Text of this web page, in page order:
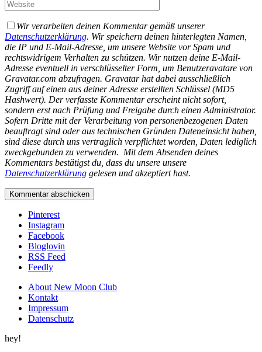
Wir verarbeiten deinen Kommentar gemäß unserer
Datenschutzerklärung. Wir speichern deinen hinterlegten Namen,
die IP und E-Mail-Adresse, um unsere Website vor Spam und
rechtswidrigem Verhalten zu schützen. Wir nutzen deine E-Mail-
Adresse eventuell in verschlüsselter Form, um Benutzeravatare von
Gravatar.com abzufragen. Gravatar hat dabei ausschließlich
Zugriff auf einen aus deiner Adresse erstellten Schlüssel (MD5
Hashwert). Der verfasste Kommentar erscheint nicht sofort,
sondern erst nach Prüfung und Freigabe durch einen Administrator.
Sofern Dritte mit der Verarbeitung von personenbezogenen Daten
beauftragt sind oder aus technischen Gründen Dateneinsicht haben,
sind diese durch uns vertraglich verpflichtet worden, Daten lediglich
zweckgebunden zu verwenden. Mit dem Absenden deines
Kommentars bestätigst du, dass du unsere unsere
Datenschutzerklärung gelesen und akzeptiert hast.
Pinterest
Instagram
Facebook
Bloglovin
RSS Feed
Feedly
About New Moon Club
Kontakt
Impressum
Datenschutz
hey!